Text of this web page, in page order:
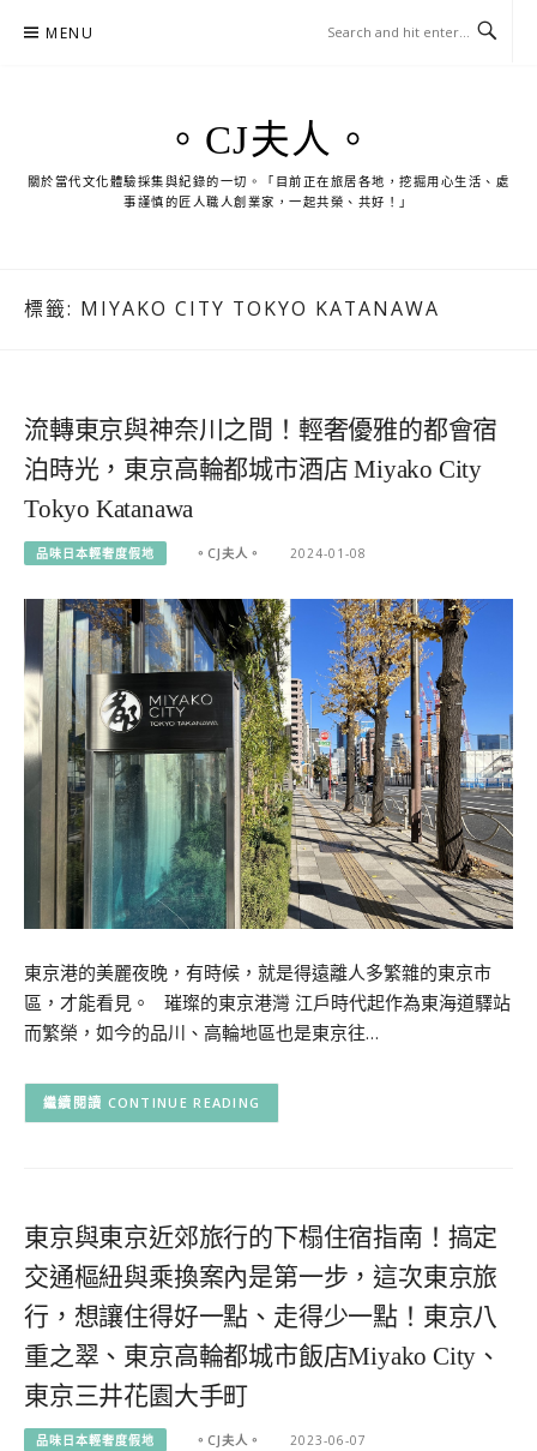
MENU
。CJ夫人。
關於當代文化體驗採集與紀錄的一切。「目前正在旅居各地，挖掘用心生活、處
事謹慎的匠人職人創業家，一起共榮、共好！」
標籤: MIYAKO CITY TOKYO KATANAWA
流轉東京與神奈川之間！輕奢優雅的都會宿
泊時光，東京高輪都城市酒店 Miyako City
Tokyo Katanawa
品味日本輕奢度假地 。CJ夫人。 2024-01-08
東京港的美麗夜晚，有時候，就是得遠離人多繁雜的東京市
區，才能看見。 璀璨的東京港灣 江戶時代起作為東海道驛站
而繁榮，如今的品川、高輪地區也是東京往…
CONTINUE READING
東京與東京近郊旅行的下榻住宿指南！搞定
交通樞紐與乘換案內是第一步，這次東京旅
行，想讓住得好一點、走得少一點！東京八
重之翠、東京高輪都城市飯店Miyako City、
東京三井花園大手町
品味日本輕奢度假地 。CJ夫人。 2023-06-07